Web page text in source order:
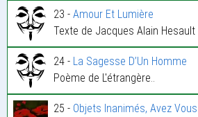
23 - Amour Et Lumière
Texte de Jacques Alain Hesault
24 - La Sagesse D’Un Homme
Poème de L'étrangère..
25 - Objets Inanimés, Avez Vous